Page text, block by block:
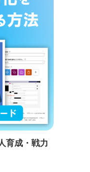
育成・戦力